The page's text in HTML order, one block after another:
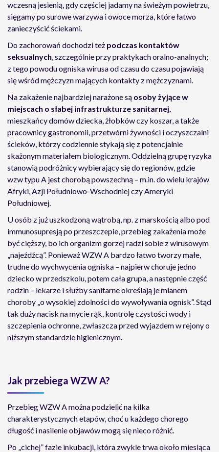
wczesną jesienią, gdy częściej jadamy na świeżym powietrzu,
sięgamy po surowe warzywa i owoce morza, które łatwo
zanieczyścić ściekami.
Do zachorowań dochodzi też podczas kontaktów
seksualnych, szczególnie przy praktykach oralno-analnych;
z tego powodu ogniska wirusa od czasu do czasu pojawiają
się wśród mężczyzn mających kontakty z mężczyznami.
Na zakażenie najbardziej narażone są osoby żyjące w
miejscach o słabej infrastrukturze sanitarnej,
mieszkańcy domów dziecka, żłobków czy koszar, a także
pracownicy gastronomii, przetwórni żywności i oczyszczalni
ścieków, którzy codziennie stykają się z potencjalnie
skażonym materiałem biologicznym. Oddzielną grupę ryzyka
stanowią podróżnicy wybierający się do regionów, gdzie
wzw typu A jest chorobą powszechną – m.in. do wielu krajów
Afryki, Azji Południowo-Wschodniej czy Ameryki
Południowej.
U osób z już uszkodzoną wątrobą, np. z marskością albo pod
immunosupresją po przeszczepie, przebieg zakażenia może
być cięższy, bo ich organizm gorzej radzi sobie z wirusowym
„najeźdźcą”. Ponieważ WZW A bardzo łatwo tworzy małe,
trudne do wychwycenia ogniska – najpierw choruje jedno
dziecko w przedszkolu, potem cała grupa, a następnie część
rodzin – lekarze i służby sanitarne określają je mianem
choroby „o wysokiej zdolności do wywoływania ognisk”. Stąd
tak duży nacisk na mycie rąk, kontrolę czystości wody i
szczepienia ochronne, zwłaszcza przed wyjazdem w rejony o
niższym standardzie higienicznym.
Jak przebiega WZW A?
Przebieg WZW A można podzielić na kilka
charakterystycznych etapów, choć u każdego chorego
długość i nasilenie objawów mogą się nieco różnić.
Po „cichej” fazie inkubacji, która zwykle trwa około miesiąca